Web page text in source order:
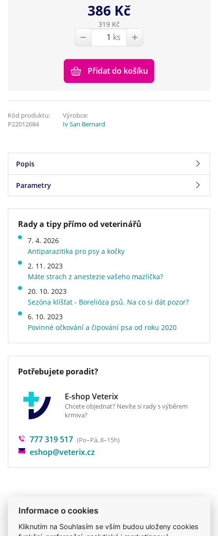
386 Kč
319 Kč
ks
Přidat do košíku
Kód produktu:
P22012684
Výrobce:
Iv San Bernard
Popis
Kondicionér určený pro psy a kočky s dlouhou
vychází z toho, že dlouhá srst vyžaduje lesk a
elasticitu po celé délce. Jeho přírodní složky na
bázi kokosového oleje zabraňují zacuchávání
srsti.Použití:Po dokonalém spláchnutí šamponu
jemně vetřete do kůže a srsti celého těla potřebné
množství kondicioneru. Po 3-10 minutách ho
spláchněte hojným množstvím vlažné vody.
Parametry
Parametry
Značka
Iv San Bernard
Hmotnost
Druh kosmetického přípravku
šampón
Doprava zdarma
Rady a tipy přímo od veterinářů
7. 4. 2026
Antiparazitika pro psy a kočky
2. 11. 2023
Máte strach z anestezie vašeho mazlíčka?
20. 10. 2023
Sezóna klíšťat - Borelióza psů. Na co si dát pozor?
6. 10. 2023
Povinné očkování a čipování psa od roku 2020
Potřebujete poradit?
E-shop Veterix
Chcete objednat? Nevíte si rady s výběrem
krmiva?
777 319 517 (Po–Pá, 8–15h)
eshop@veterix.cz
Produkt také v těchto kategoriích
Péče o srst
Kosmetika a hygiena
Šampony
Informace o cookies
Kliknutím na Souhlasím se vším budou uloženy cookies